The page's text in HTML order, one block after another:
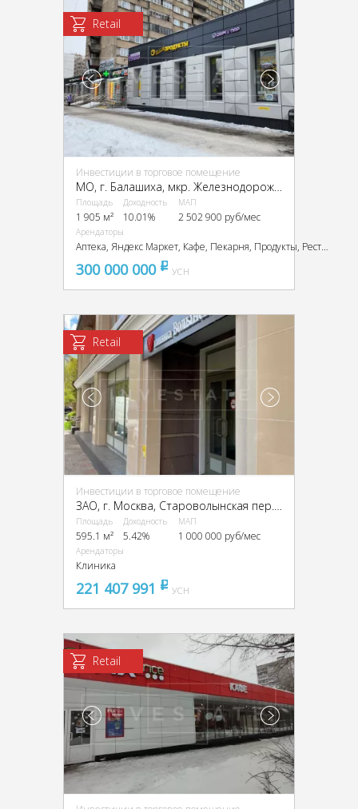
Retail
Инвестиции в торговое помещение
МО, г. Балашиха, мкр. Железнодорожный, Октябрьская ул., 17
Площадь
1 905 м²
Доходность
10.01%
МАП
2 502 900 руб/мес
Арендаторы
Аптека, Яндекс Маркет, Кафе, Пекарня, Продукты, Ресторан
300 000 000 pуб
УСН
Retail
Инвестиции в торговое помещение
Площадь
595.1 м²
Доходность
5.42%
МАП
1 000 000 руб/мес
Арендаторы
Клиника
221 407 991 pуб
УСН
Retail